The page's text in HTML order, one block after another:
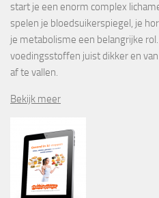
start je een enorm complex
spelen je bloedsuikerspiegel, je
je metabolisme een belangrijke
voedingsstoffen juist dikker en
af te vallen.
Bekijk meer